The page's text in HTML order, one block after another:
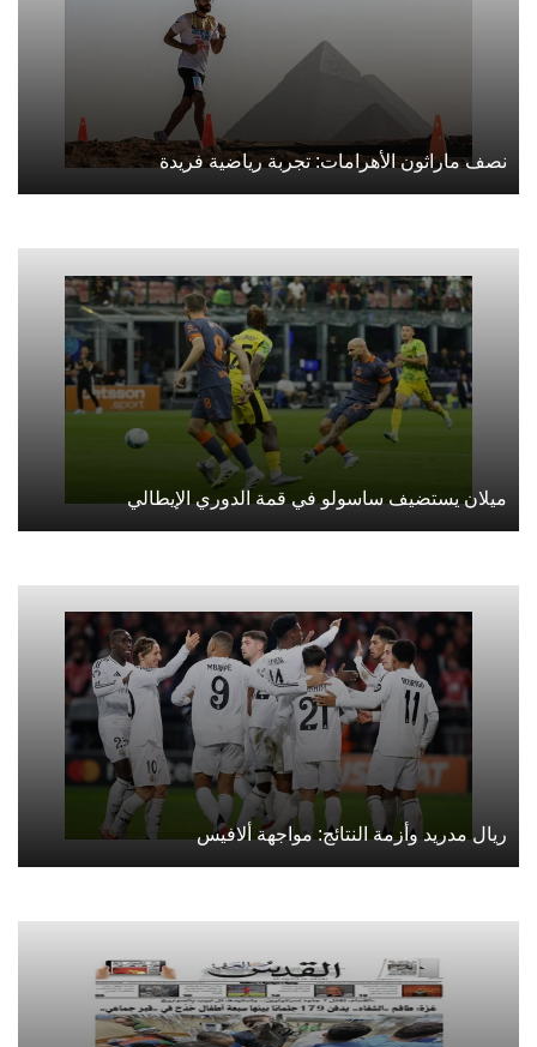
نصف ماراثون الأهرامات: تجربة رياضية فريدة
ميلان يستضيف ساسولو في قمة الدوري الإيطالي
ريال مدريد وأزمة النتائج: مواجهة ألافيس